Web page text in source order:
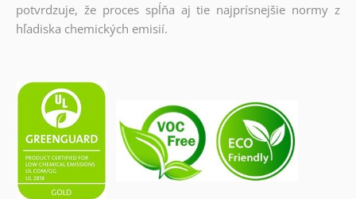
potvrdzuje, že proces spĺňa aj tie najprísnejšie normy z
hľadiska chemických emisií.